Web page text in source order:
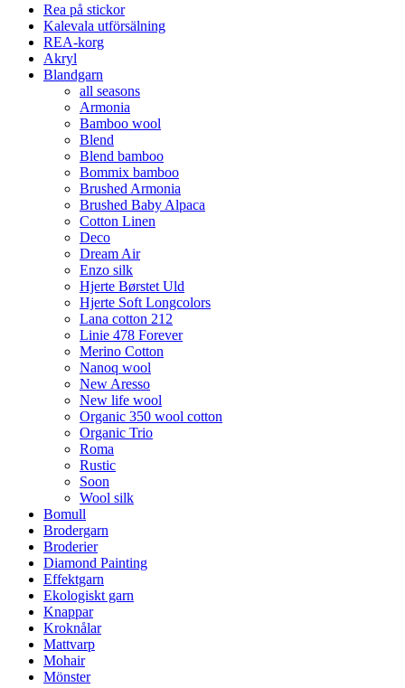
Rea på stickor
Kalevala utförsälning
REA-korg
Akryl
Blandgarn
all seasons
Armonia
Bamboo wool
Blend
Blend bamboo
Bommix bamboo
Brushed Armonia
Brushed Baby Alpaca
Cotton Linen
Deco
Dream Air
Enzo silk
Hjerte Børstet Uld
Hjerte Soft Longcolors
Lana cotton 212
Linie 478 Forever
Merino Cotton
Nanoq wool
New Aresso
New life wool
Organic 350 wool cotton
Organic Trio
Roma
Rustic
Soon
Wool silk
Bomull
Brodergarn
Broderier
Diamond Painting
Effektgarn
Ekologiskt garn
Knappar
Kroknålar
Mattvarp
Mohair
Mönster